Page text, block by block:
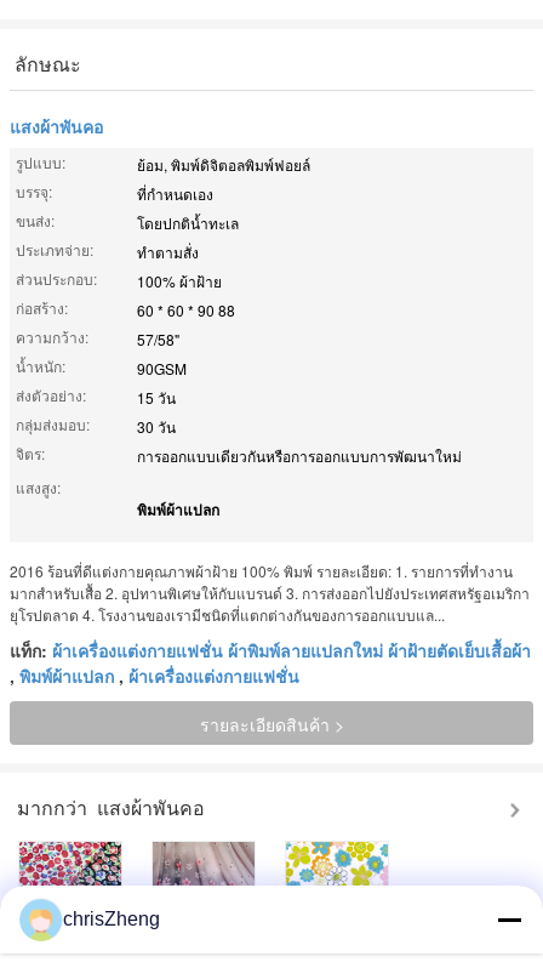
ลักษณะ
แสงผ้าพันคอ
รูปแบบ:
ย้อม, พิมพ์ดิจิตอลพิมพ์ฟอยล์
บรรจุ:
ที่กำหนดเอง
ขนส่ง:
โดยปกติน้ำทะเล
ประเภทจ่าย:
ทำตามสั่ง
ส่วนประกอบ:
100% ผ้าฝ้าย
ก่อสร้าง:
60 * 60 * 90 88
ความกว้าง:
57/58"
น้ำหนัก:
90GSM
ส่งตัวอย่าง:
15 วัน
กลุ่มส่งมอบ:
30 วัน
จิตร:
การออกแบบเดียวกันหรือการออกแบบการพัฒนาใหม่
แสงสูง:
พิมพ์ผ้าแปลก
2016 ร้อนที่ดีแต่งกายคุณภาพผ้าฝ้าย 100% พิมพ์ รายละเอียด: 1. รายการที่ทำงาน
มากสำหรับเสื้อ 2. อุปทานพิเศษให้กับแบรนด์ 3. การส่งออกไปยังประเทศสหรัฐอเมริกา
ยุโรปตลาด 4. โรงงานของเรามีชนิดที่แตกต่างกันของการออกแบบแล...
แท็ก: ผ้าเครื่องแต่งกายแฟชั่น ผ้าพิมพ์ลายแปลกใหม่ ผ้าฝ้ายตัดเย็บเสื้อผ้า
, พิมพ์ผ้าแปลก , ผ้าเครื่องแต่งกายแฟชั่น
รายละเอียดสินค้า >
มากกว่า แสงผ้าพันคอ
สวยผ้าฝ้ายพิมพ์
Funky ม่าน / ร่มที่
chrisZheng